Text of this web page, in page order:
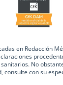
en Redacción
No
consulte con su